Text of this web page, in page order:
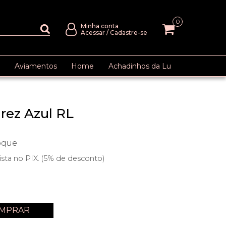
Minha conta
Acessar / Cadastre-se
0
Aviamentos Home Achadinhos da Lu
Azul RL
no PIX. (5% de desconto)